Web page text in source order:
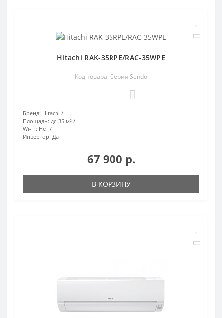
Hitachi RAK-35RPE/RAC-35WPE
Код товара: Серия Sendo
Бренд: Hitachi
Площадь: до 35 м²
Wi-Fi: Нет
Инвертор: Да
67 900 р.
В КОРЗИНУ